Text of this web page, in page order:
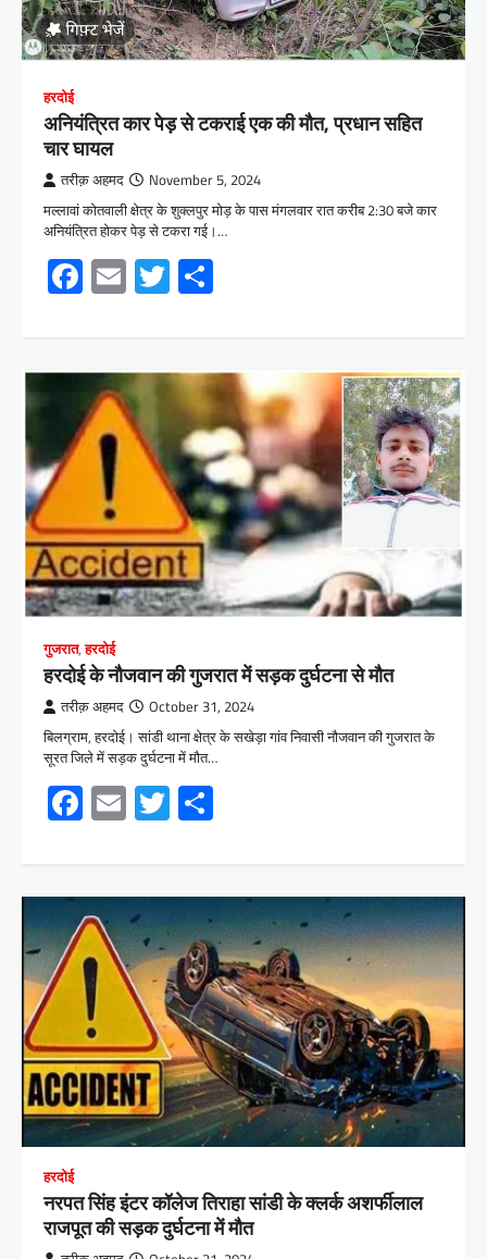
हरदोई
अनियंत्रित कार पेड़ से टकराई एक की मौत, प्रधान सहित
चार घायल
तरीक़ अहमद November 5, 2024
मल्लावां कोतवाली क्षेत्र के शुक्लपुर मोड़ के पास मंगलवार रात करीब 2:30 बजे कार
अनियंत्रित होकर पेड़ से टकरा गई।…
Facebook
EmailTwitter
गुजरात,हरदोई
हरदोई के नौजवान की गुजरात में सड़क दुर्घटना‌ से मौत
तरीक़ अहमद October 31, 2024
बिलग्राम, हरदोई। सांडी थाना क्षेत्र के सखेड़ा गांव निवासी नौजवान की गुजरात के
सूरत जिले में सड़क दुर्घटना में मौत…
Facebook
EmailTwitter
हरदोई
नरपत सिंह इंटर कॉलेज तिराहा सांडी के क्लर्क अशर्फीलाल
राजपूत की सड़क दुर्घटना में मौत